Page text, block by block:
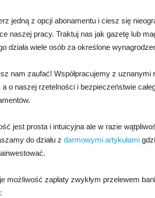
jedną z opcji abonamentu i ciesz się
naszej pracy. Traktuj nas jak gazetę lub
działa wiele osób za określone
nam zaufać! Współpracujemy z
a o naszej rzetelności i bezpieczeństwie
jest prosta i intuicyjna ale w razie
do działu z darmowymi artykułami
możliwość zapłaty zwykłym przelewem